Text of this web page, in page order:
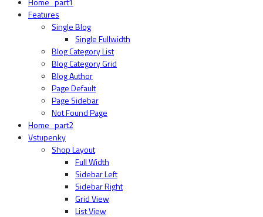
Features
Single Blog
Single Fullwidth
Blog Category List
Blog Category Grid
Blog Author
Page Default
Page Sidebar
Not Found Page
Home_part2
Vstupenky
Shop Layout
Full Width
Sidebar Left
Sidebar Right
Grid View
List View